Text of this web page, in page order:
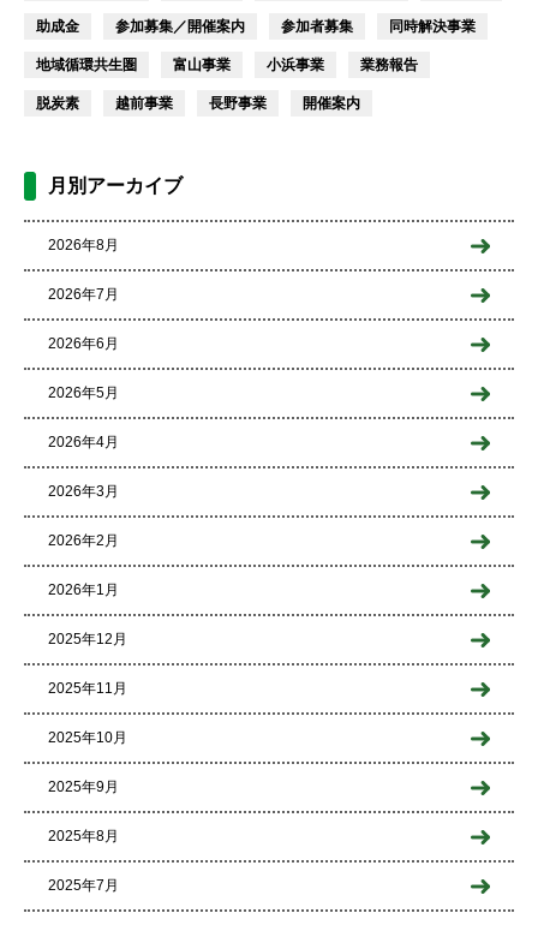
助成金 参加募集／開催案内 参加者募集 同時解決事業
地域循環共生圏 富山事業 小浜事業 業務報告
脱炭素 越前事業 長野事業 開催案内
月別アーカイブ
2026年8月
2026年7月
2026年6月
2026年5月
2026年4月
2026年3月
2026年2月
2026年1月
2025年12月
2025年11月
2025年10月
2025年9月
2025年8月
2025年7月